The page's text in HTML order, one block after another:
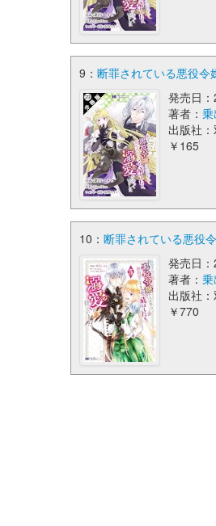
9： 断罪されている悪役令
発売日
著者：
出版社
￥165
10： 断罪されている悪役
発売日
著者：
出版社
￥770